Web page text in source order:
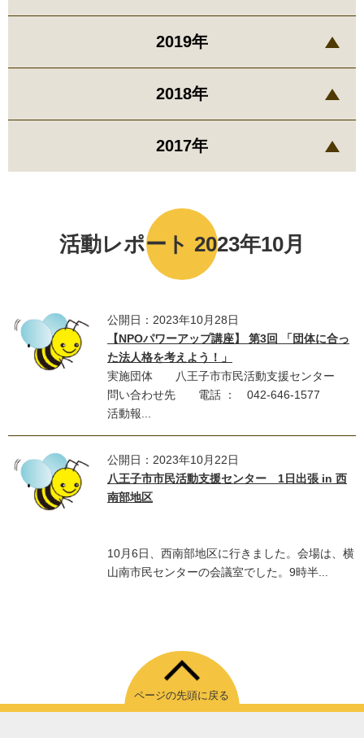
活動レポート 2023年10月
公開日：2023年10月28日
【NPOパワーアップ講座】 第3回 「団体に合っ
た法人格を考えよう！」
実施団体 八王子市市民活動支援センター
問い合わせ先 電話 ： 042-646-1577
活動報...
公開日：2023年10月22日
八王子市市民活動支援センター 1日出張 in 西
南部地区
10月6日、西南部地区に行きました。会場は、横
山南市民センターの会議室でした。9時半...
2019年
2018年
2017年
ページの先頭に戻る